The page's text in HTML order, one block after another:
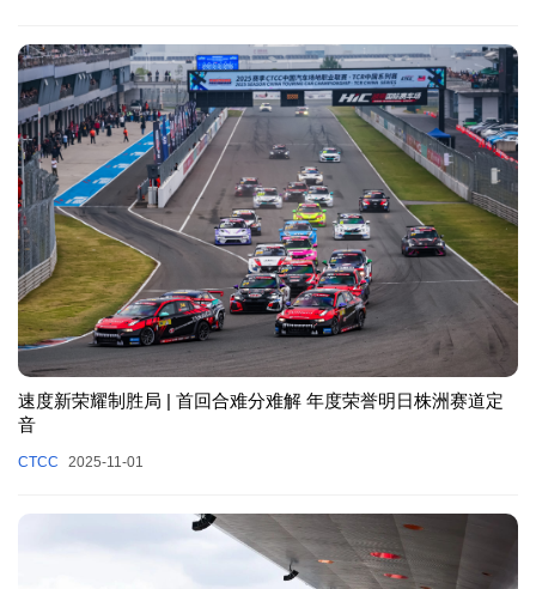
速度新荣耀制胜局 | 首回合难分难解 年度荣誉明日株洲赛道定
音
CTCC 2025-11-01